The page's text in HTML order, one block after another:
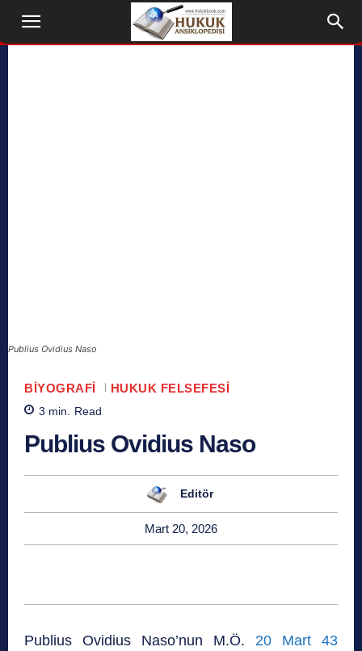
Publius Ovidius Naso
BIYOGRAFI HUKUK FELSEFESI
3 min. Read
Publius Ovidius Naso
Editör
Mart 20, 2026
Publius Ovidius Naso’nun M.Ö. 20 Mart 43